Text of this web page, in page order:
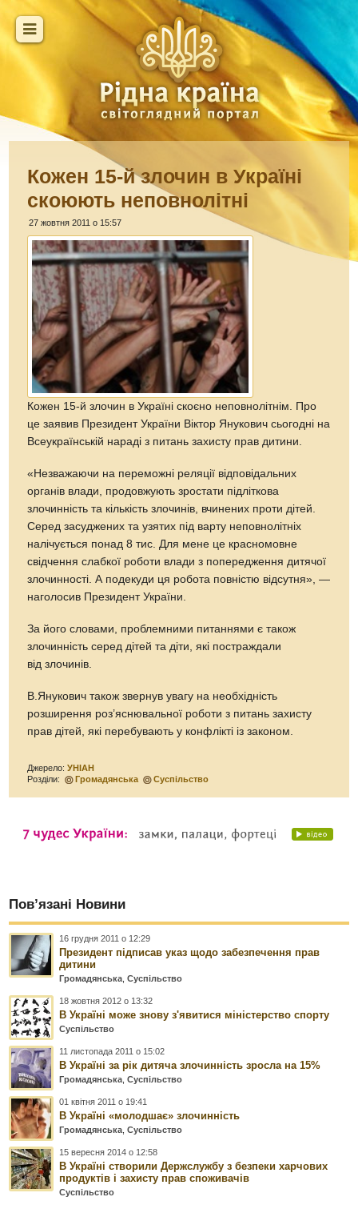
Кожен 15-й злочин в Україні
скоюють неповнолітні
27 жовтня 2011 о 15:57
Кожен 15-й злочин в Україні скоєно неповнолітнім. Про
це заявив Президент України Віктор Янукович сьогодні на
Всеукраїнській нараді з питань захисту прав дитини.
«Незважаючи на переможні реляції відповідальних
органів влади, продовжують зростати підліткова
злочинність та кількість злочинів, вчинених проти дітей.
Серед засуджених та узятих під варту неповнолітніх
налічується понад 8 тис. Для мене це красномовне
свідчення слабкої роботи влади з попередження дитячої
злочинності. А подекуди ця робота повністю відсутня», —
наголосив Президент України.
За його словами, проблемними питаннями є також
злочинність серед дітей та діти, які постраждали
від злочинів.
В.Янукович також звернув увагу на необхідність
розширення роз’яснювальної роботи з питань захисту
прав дітей, які перебувають у конфлікті із законом.
Джерело:УНІАН
Розділи:
Громадянська Суспільство
Пов’язані Новини
16 грудня 2011 о 12:29
Президент підписав указ щодо забезпечення прав
дитини
Громадянська ,Суспільство
18 жовтня 2012 о 13:32
В Україні може знову з'явитися міністерство спорту
Суспільство
11 листопада 2011 о 15:02
В Україні за рік дитяча злочинність зросла на 15%
Громадянська ,Суспільство
01 квітня 2011 о 19:41
В Україні «молодшає» злочинність
Громадянська ,Суспільство
15 вересня 2014 о 12:58
В Україні створили Держслужбу з безпеки харчових
продуктів і захисту прав споживачів
Суспільство